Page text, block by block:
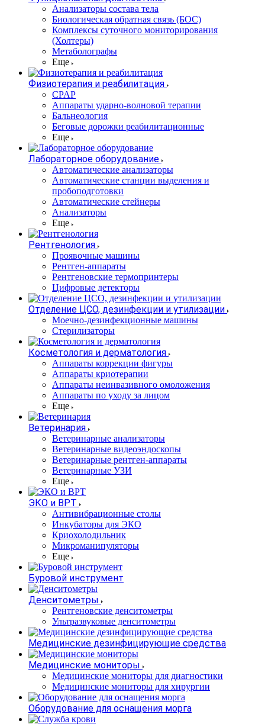
Анализаторы состава тела
Биологическая обратная связь (БОС)
Комплексы суточного мониторирования
(Холтеры)
Метаболографы
Еще
Физиотерапия и реабилитация
CPAP
Аппараты ударно-волновой терапии
Бальнеология
Беговые дорожки реабилитационные
Еще
Лабораторное оборудование
Автоматические анализаторы
Автоматические станции выделения и
пробоподготовки
Автоматические стейнеры
Анализаторы
Еще
Рентгенология
Проявочные машины
Рентген-аппараты
Рентгеновские термопринтеры
Цифровые детекторы
Отделение ЦСО, дезинфекции и утилизации
Моечно-дезинфекционные машины
Стерилизаторы
Косметология и дерматология
Аппараты коррекции фигуры
Аппараты криотерапии
Аппараты неинвазивного омоложения
Аппараты по уходу за лицом
Еще
Ветеринария
Ветеринарные анализаторы
Ветеринарные видеоэндоскопы
Ветеринарные рентген-аппараты
Ветеринарные УЗИ
Еще
ЭКО и ВРТ
Антивибрационные столы
Инкубаторы для ЭКО
Криохолодильник
Микроманипуляторы
Еще
Буровой инструмент
Денситометры
Рентгеновские денситометры
Ультразвуковые денситометры
Медицинские дезинфицирующие средства
Медицинские мониторы
Медицинские мониторы для диагностики
Медицинские мониторы для хирургии
Оборудование для оснащения морга